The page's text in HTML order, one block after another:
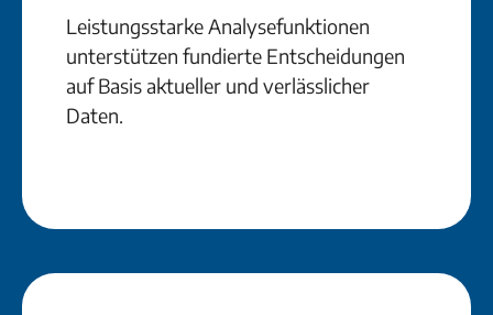
Leistungsstarke Analysefunktionen
unterstützen fundierte Entscheidungen
auf Basis aktueller und verlässlicher
Daten.